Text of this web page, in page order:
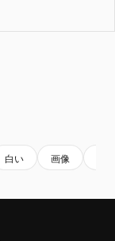
白い 画像